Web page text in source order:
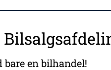
bare en bilhandel!